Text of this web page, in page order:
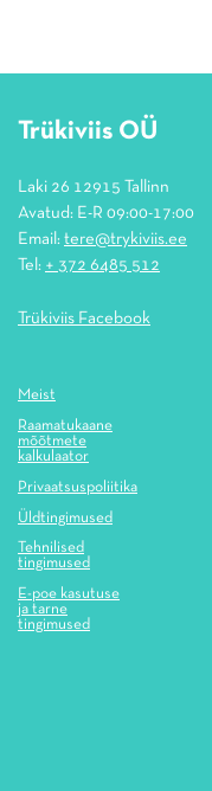
Trükiviis OÜ
Laki 26 12915 Tallinn
Avatud: E-R 09:00-17:00
Email: tere@trykiviis.ee
Tel: + 372 6485 512
Trükiviis Facebook
Meist
Raamatukaane
mõõtmete
kalkulaator
Privaatsuspoliitika
Üldtingimused
Tehnilised
tingimused
E-poe kasutuse
ja tarne
tingimused